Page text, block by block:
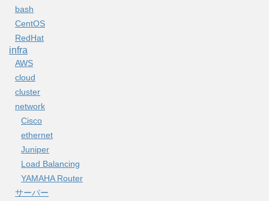
bash
CentOS
RedHat
infra
AWS
cloud
cluster
network
Cisco
ethernet
Juniper
Load Balancing
YAMAHA Router
サーバー